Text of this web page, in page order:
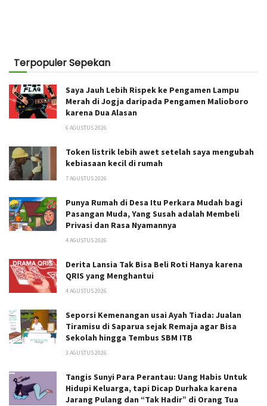
Terpopuler Sepekan
Saya Jauh Lebih Rispek ke Pengamen Lampu
Merah di Jogja daripada Pengamen Malioboro
karena Dua Alasan
6 AGUSTUS 2026
Token listrik lebih awet setelah saya mengubah
kebiasaan kecil di rumah
7 AGUSTUS 2026
Punya Rumah di Desa Itu Perkara Mudah bagi
Pasangan Muda, Yang Susah adalah Membeli
Privasi dan Rasa Nyamannya
4 AGUSTUS 2026
Derita Lansia Tak Bisa Beli Roti Hanya karena
QRIS yang Menghantui
4 AGUSTUS 2026
Seporsi Kemenangan usai Ayah Tiada: Jualan
Tiramisu di Saparua sejak Remaja agar Bisa
Sekolah hingga Tembus SBM ITB
3 AGUSTUS 2026
Tangis Sunyi Para Perantau: Uang Habis Untuk
Hidupi Keluarga, tapi Dicap Durhaka karena
Jarang Pulang dan “Tak Hadir” di Orang Tua